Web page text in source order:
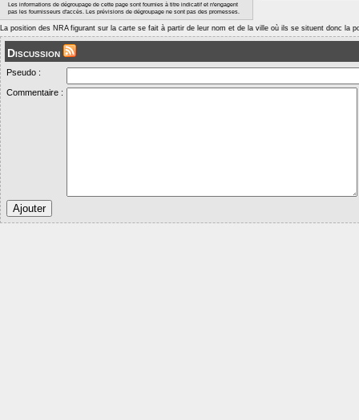
Les informations de dégroupage de cette page sont fournies à titre indicatif et n'engagent
pas les fournisseurs d'accès. Les prévisions de dégroupage ne sont pas des promesses.
La position des NRA figurant sur la carte se fait à partir de leur nom et de la ville où ils se situent donc la
Discussion
Pseudo :
Commentaire :